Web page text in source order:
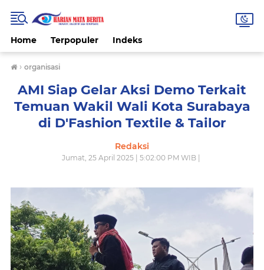
Home Terpopuler Indeks
› organisasi
AMI Siap Gelar Aksi Demo Terkait
Temuan Wakil Wali Kota Surabaya
di D'Fashion Textile & Tailor
Redaksi
Jumat, 25 April 2025 | 5:02:00 PM WIB |